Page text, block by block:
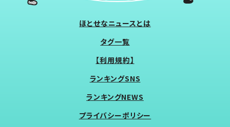
ほとせなニュースとは
タグ一覧
【利用規約】
ランキングSNS
ランキングNEWS
プライバシーポリシー